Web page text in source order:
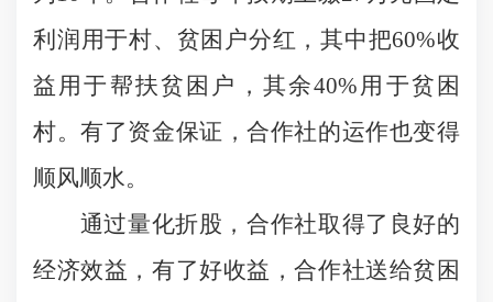
利润用于村、贫困户分红，其中把60%收
益用于帮扶贫困户，其余40% 用于贫困
村。有了资金保证，合作社的运作也变得
顺风顺水。
通过量化折股，合作社取得了良好的
经济效益，有了好收益，合作社送给贫困